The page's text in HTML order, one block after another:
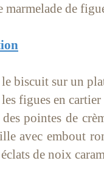
marmelade de
biscuit sur un
figues en
des pointes de
avec embout
de noix